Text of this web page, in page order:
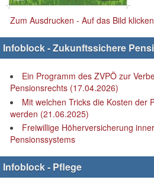
Zum Ausdrucken - Auf das Bild
Infoblock - Zukunftssichere
Ein Programm des ZVPÖ zur
Pensionsrechts (17.04.2026)
Mit welchen Tricks die Kosten der
werden (21.06.2025)
Freiwillige Höherversicherung
Pensionssystems
Infoblock - Pflege